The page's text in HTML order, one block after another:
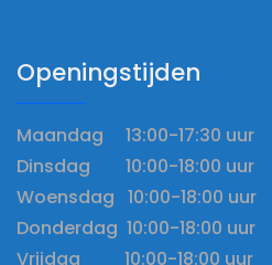
Openingstijden
Maandag 13:00-17:30 uur
Dinsdag 10:00-18:00 uur
Woensdag 10:00-18:00 uur
Donderdag 10:00-18:00 uur
Vrijdag 10:00-18:00 uur